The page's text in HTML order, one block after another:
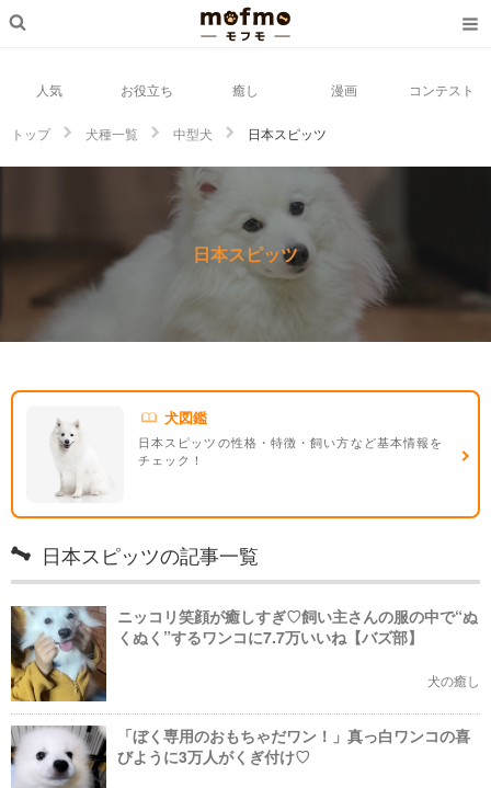
人気 お役立ち 癒し 漫画 コンテスト
トップ 犬種一覧 中型犬 日本スピッツ
日本スピッツ
犬図鑑
日本スピッツの性格・特徴・飼い方など基本情報を
チェック！
日本スピッツの記事一覧
ニッコリ笑顔が癒しすぎ♡飼い主さんの服の中で“ぬ
くぬく”するワンコに7.7万いいね【バズ部】
犬の癒し
「ぼく専用のおもちゃだワン！」真っ白ワンコの喜
びように3万人がくぎ付け♡